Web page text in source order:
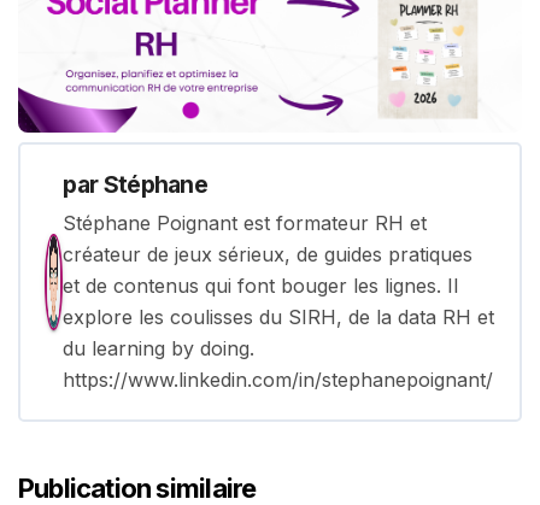
parStéphane
Stéphane Poignant est formateur RH et
créateur de jeux sérieux, de guides pratiques
et de contenus qui font bouger les lignes. Il
explore les coulisses du SIRH, de la data RH et
du learning by doing.
https://www.linkedin.com/in/stephanepoignant/
Publication similaire